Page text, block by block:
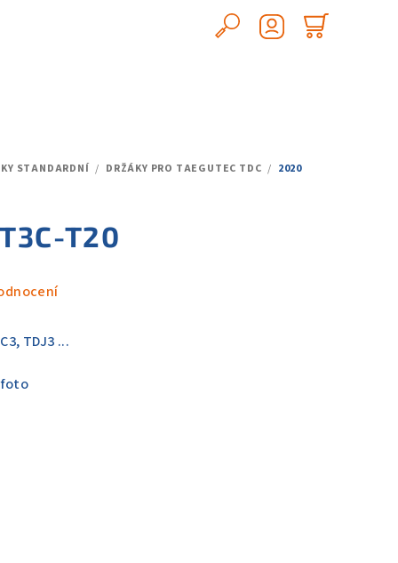
Hledat
STANDARDNÍ / DRŽÁKY PRO TAEGUTEC TDC / 2020
T20
TDJ3 ...
foto